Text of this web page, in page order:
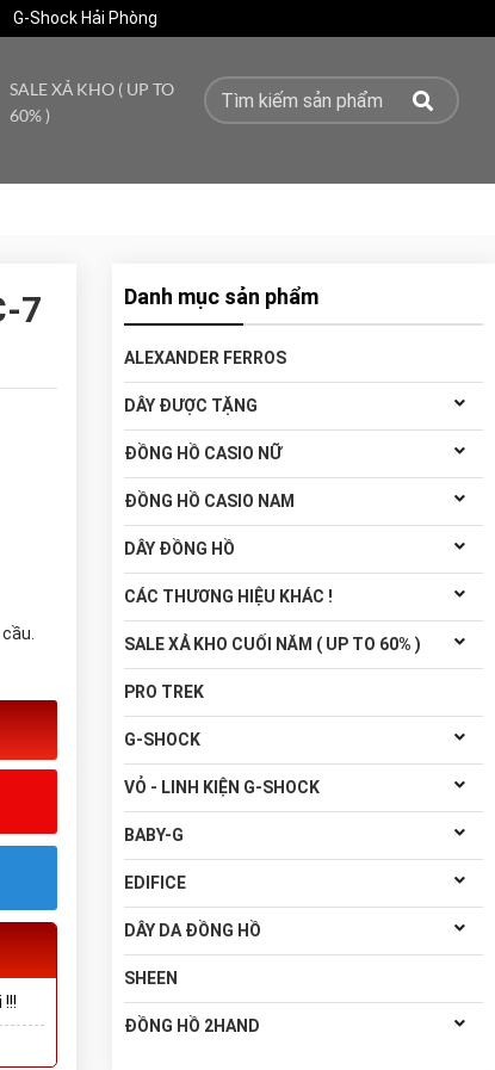
G-Shock Hải Phòng
SALE XẢ KHO ( UP TO
60% )
7 Danh mục sản phẩm
ALEXANDER FERROS
DÂY ĐƯỢC TẶNG
ĐỒNG HỒ CASIO NỮ
ĐỒNG HỒ CASIO NAM
DÂY ĐỒNG HỒ
CÁC THƯƠNG HIỆU KHÁC !
SALE XẢ KHO CUỐI NĂM ( UP TO 60% )
PRO TREK
G-SHOCK
VỎ - LINH KIỆN G-SHOCK
BABY-G
EDIFICE
DÂY DA ĐỒNG HỒ
SHEEN
ĐỒNG HỒ 2HAND